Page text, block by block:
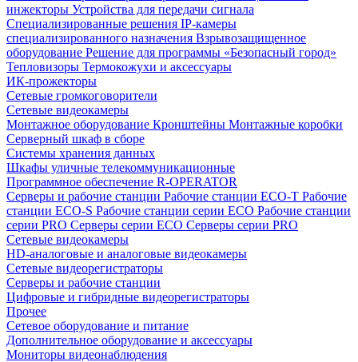
инжекторы Устройства для передачи сигнала
Специализированные решения IP-камеры
специализированного назначения Взрывозащищенное
оборудование Решение для программы «Безопасный город»
Тепловизоры Термокожухи и аксессуары
ИК-прожекторы
Сетевые громкоговорители
Сетевые видеокамеры
Монтажное оборудование Кронштейны Монтажные коробки
Серверный шкаф в сборе
Системы хранения данных
Шкафы уличные телекоммуникационные
Программное обеспечение R-OPERATOR
Серверы и рабочие станции Рабочие станции ECO-T Рабочие
станции ECO-S Рабочие станции серии ECO Рабочие станции
серии PRO Серверы серии ECO Серверы серии PRO
Сетевые видеокамеры
HD-аналоговые и аналоговые видеокамеры
Сетевые видеорегистраторы
Серверы и рабочие станции
Цифровые и гибридные видеорегистраторы
Прочее
Сетевое оборудование и питание
Дополнительное оборудование и аксессуары
Мониторы видеонаблюдения